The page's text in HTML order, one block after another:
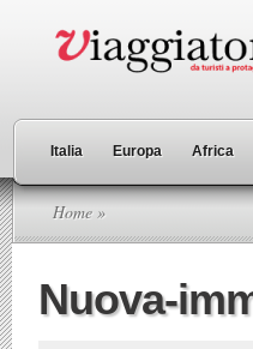
Italia Europa Africa
Home »
Nuova-